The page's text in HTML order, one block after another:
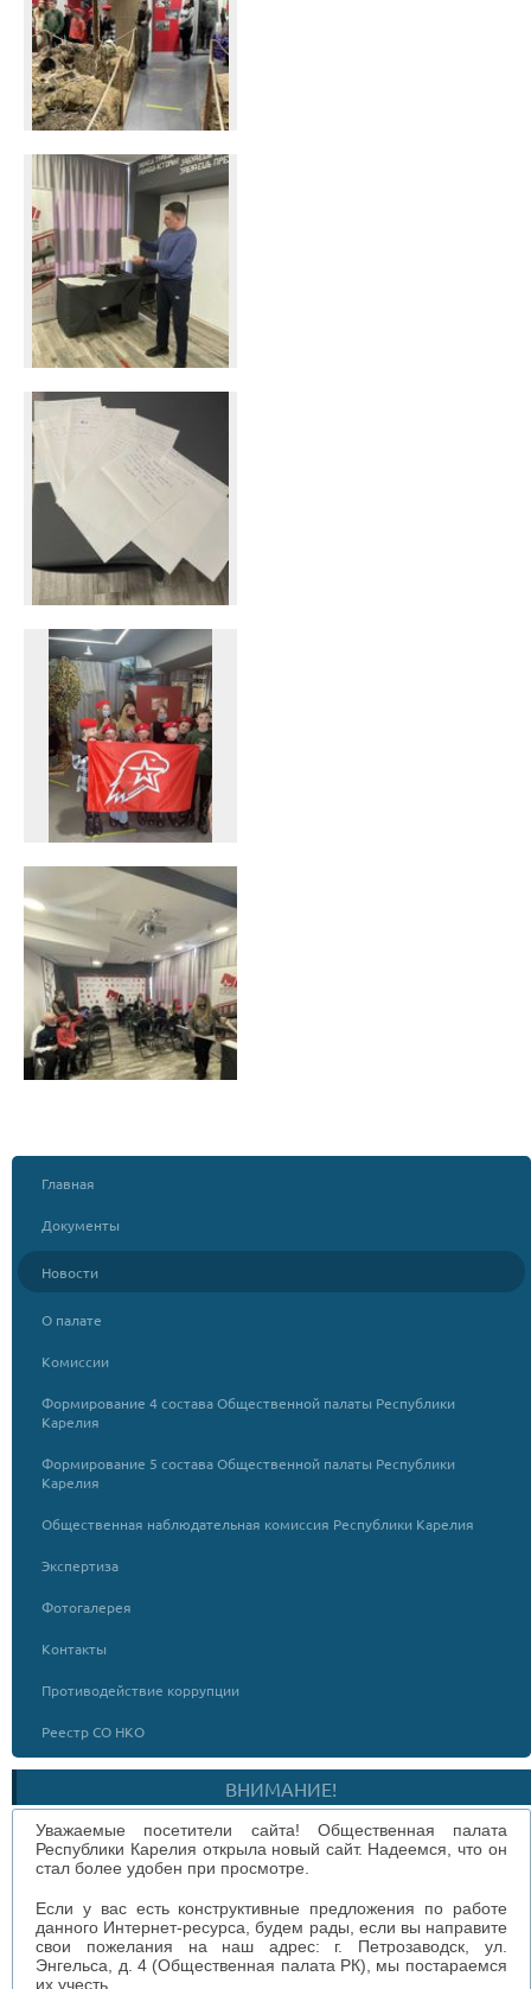
Главная
Документы
Новости
О палате
Комиссии
Формирование 4 состава Общественной палаты Республики
Карелия
Формирование 5 состава Общественной палаты Республики
Карелия
Общественная наблюдательная комиссия Республики Карелия
Экспертиза
Фотогалерея
Контакты
Противодействие коррупции
Реестр СО НКО
ВНИМАНИЕ!
Уважаемые посетители сайта! Общественная палата
Республики Карелия открыла новый сайт. Надеемся, что он
стал более удобен при просмотре.
Если у вас есть конструктивные предложения по работе
данного Интернет-ресурса, будем рады, если вы направите
свои пожелания на наш адрес: г. Петрозаводск, ул.
Энгельса, д. 4 (Общественная палата РК), мы постараемся
их учесть.